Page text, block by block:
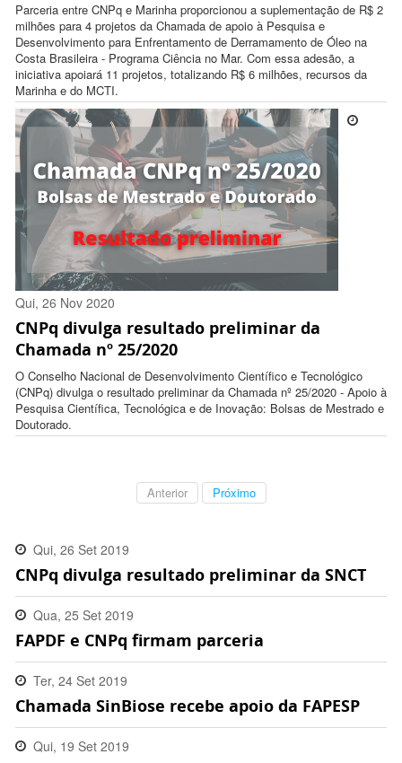
Parceria entre CNPq e Marinha proporcionou a suplementação de R$ 2
milhões para 4 projetos da Chamada de apoio à Pesquisa e
Desenvolvimento para Enfrentamento de Derramamento de Óleo na
Costa Brasileira - Programa Ciência no Mar. Com essa adesão, a
iniciativa apoiará 11 projetos, totalizando R$ 6 milhões, recursos da
Marinha e do MCTI.
Qui, 26 Nov 2020
17:37:00 -0300
CNPq divulga resultado preliminar da
Chamada nº 25/2020
O Conselho Nacional de Desenvolvimento Científico e Tecnológico
(CNPq) divulga o resultado preliminar da Chamada nº 25/2020 - Apoio à
Pesquisa Científica, Tecnológica e de Inovação: Bolsas de Mestrado e
Doutorado.
Anterior Próximo
Qui, 26 Set 2019
09:25:00 -0300
CNPq divulga resultado preliminar da SNCT
Qua, 25 Set 2019
18:11:00 -0300
FAPDF e CNPq firmam parceria
Ter, 24 Set 2019
13:29:00 -0300
Chamada SinBiose recebe apoio da FAPESP
Qui, 19 Set 2019